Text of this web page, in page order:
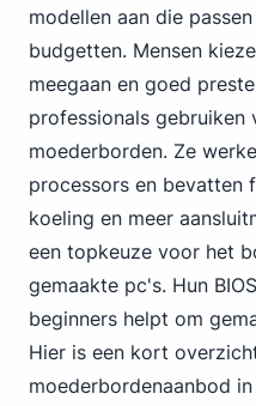
modellen aan die
budgetten. Mensen
meegaan en goed
professionals gebruiken
moederborden. Ze
processors en bevatten
koeling en meer
een topkeuze voor het
gemaakte pc's. Hun
beginners helpt om
Hier is een kort
moederbordenaanbod